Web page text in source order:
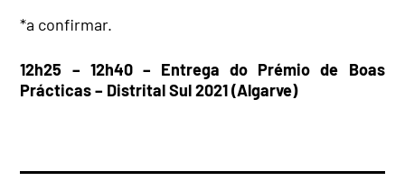
*a confirmar.
12h25 – 12h40 – Entrega do Prémio de Boas
Prácticas – Distrital Sul 2021 (Algarve)